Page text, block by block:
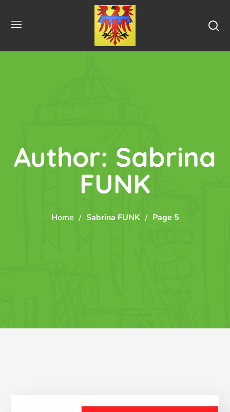
Author: Sabrina
FUNK
Home Sabrina FUNK Page 5